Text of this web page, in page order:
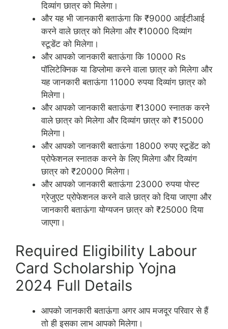
दिव्यांग छात्र को मिलेगा।
और यह भी जानकारी बताऊंगा कि ₹9000 आईटीआई
करने वाले छात्र को मिलेगा और ₹10000 दिव्यांग
स्टूडेंट को मिलेगा।
और आपको जानकारी बताऊंगा कि 10000 Rs
पॉलिटेक्निक या डिप्लोमा करने वाला छात्र को मिलेगा और
यह जानकारी बताऊंगा 11000 रुपया दिव्यांग छात्र को
मिलेगा।
और आपको जानकारी बताऊंगा ₹13000 स्नातक करने
वाले छात्र को मिलेगा और दिव्यांग छात्र को ₹15000
मिलेगा।
और आपको जानकारी बताऊंगा 18000 रुपए स्टूडेंट को
प्रोफेशनल स्नातक करने के लिए मिलेगा और दिव्यांग
छात्र को ₹20000 मिलेगा।
और आपको जानकारी बताऊंगा 23000 रुपया पोस्ट
ग्रेजुएट प्रोफेशनल करने वाले छात्र को दिया जाएगा और
जानकारी बताऊंगा योग्यजन छात्र को ₹25000 दिया
जाएगा।
Required Eligibility Labour
Card Scholarship Yojna
2024 Full Details
आपको जानकारी बताऊंगा अगर आप मजदूर परिवार से हैं
तो ही इसका लाभ आपको मिलेगा।